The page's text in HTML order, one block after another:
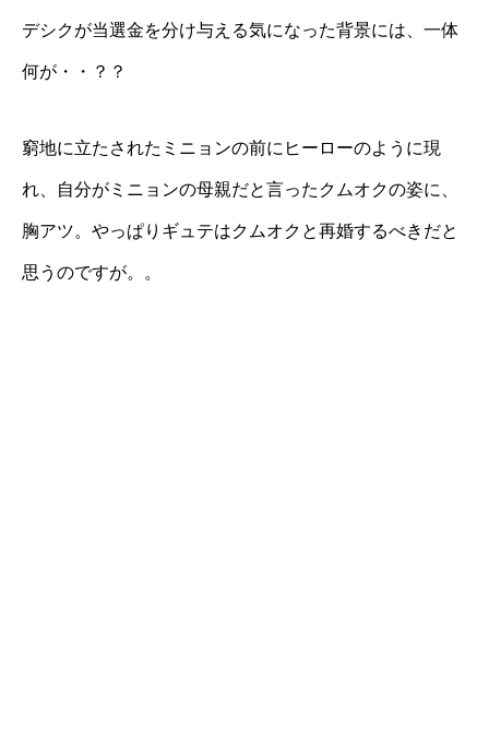
デシクが当選金を分け与える気になった背景には、一体
何が・・？？
窮地に立たされたミニョンの前にヒーローのように現
れ、自分がミニョンの母親だと言ったクムオクの姿に、
胸アツ。やっぱりギュテはクムオクと再婚するべきだと
思うのですが。。